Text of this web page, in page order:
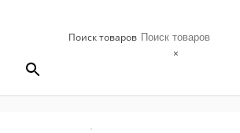
Поиск товаров
×